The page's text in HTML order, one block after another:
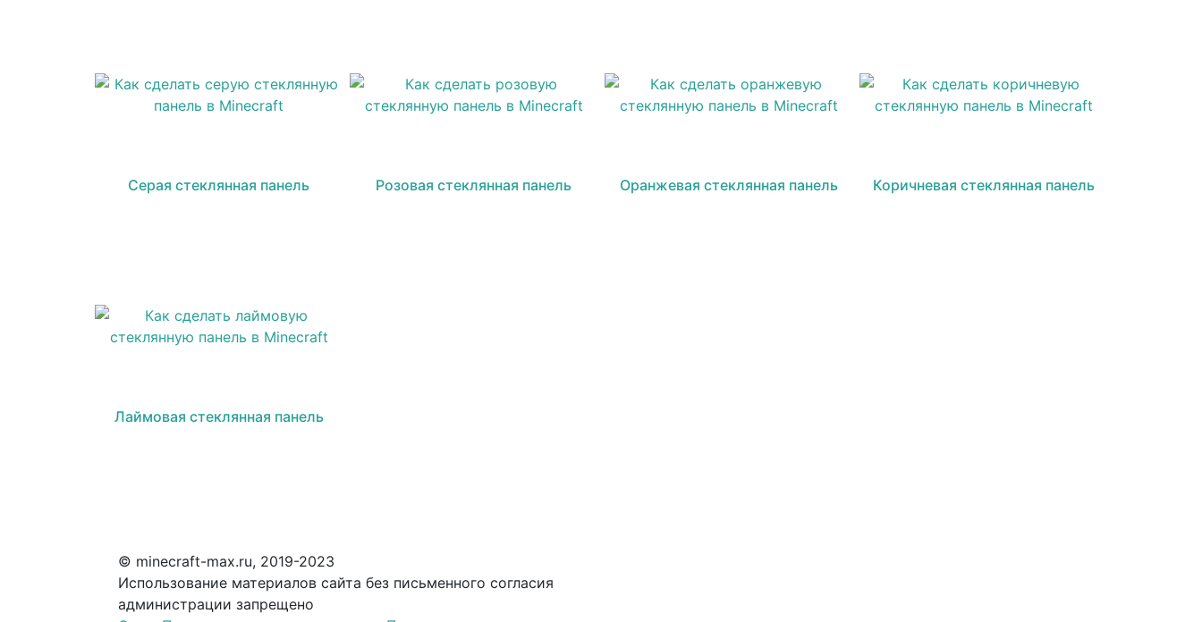
Серая стеклянная панель Розовая стеклянная панель Оранжевая стеклянная панель Коричневая стеклянная панель
Лаймовая стеклянная панель
© minecraft-max.ru, 2019-2023
Использование материалов сайта без письменного согласия
администрации запрещено